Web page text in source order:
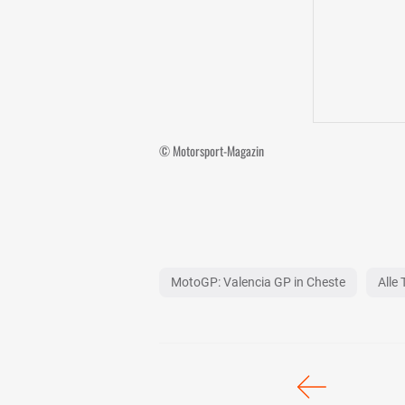
© Motorsport-Magazin
MotoGP: Valencia GP in Cheste Alle